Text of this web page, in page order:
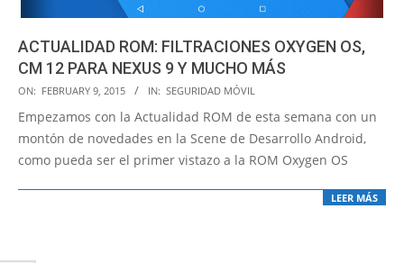
ACTUALIDAD ROM: FILTRACIONES OXYGEN OS,
CM 12 PARA NEXUS 9 Y MUCHO MÁS
2015-
02-
09
ON: FEBRUARY 9, 2015 IN: SEGURIDAD MÓVIL
Empezamos con la Actualidad ROM de esta semana con un
montón de novedades en la Scene de Desarrollo Android,
como pueda ser el primer vistazo a la ROM Oxygen OS
LEER MÁS